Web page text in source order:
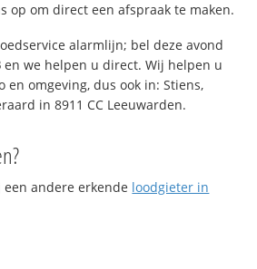
op om direct een afspraak te maken.
alarmlijn; bel deze avond
en we helpen u direct. Wij helpen u
en omgeving, dus ook in: Stiens,
in 8911 CC Leeuwarden.
andere erkende loodgieter in